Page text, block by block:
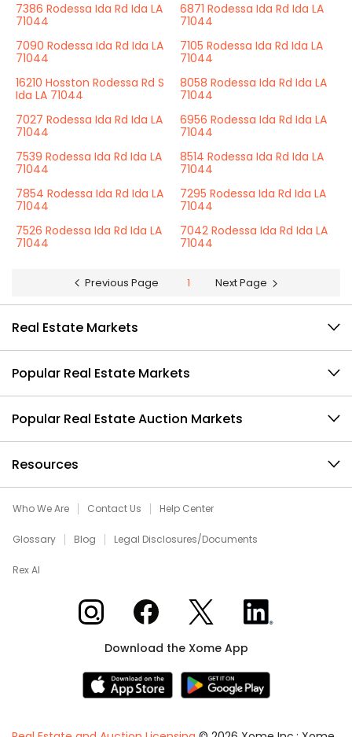
7386 Rodessa Ida Rd Ida LA
71044
6871 Rodessa Ida Rd Ida LA
71044
7090 Rodessa Ida Rd Ida LA
71044
7105 Rodessa Ida Rd Ida LA
71044
16210 Hosston Rodessa Rd S
Ida LA 71044
8058 Rodessa Ida Rd Ida LA
71044
7027 Rodessa Ida Rd Ida LA
71044
6956 Rodessa Ida Rd Ida LA
71044
7539 Rodessa Ida Rd Ida LA
71044
8514 Rodessa Ida Rd Ida LA
71044
7854 Rodessa Ida Rd Ida LA
71044
7295 Rodessa Ida Rd Ida LA
71044
7526 Rodessa Ida Rd Ida LA
71044
7042 Rodessa Ida Rd Ida LA
71044
Previous Page 1 Next Page
Real Estate Markets
Popular Real Estate Markets
Popular Real Estate Auction Markets
Resources
Who We Are Contact Us Help Center
Glossary Blog Legal Disclosures/Documents
Rex AI
Xome on InstagramXome on Facebook
Xome on XXome on LinkedIn
Download the Xome App